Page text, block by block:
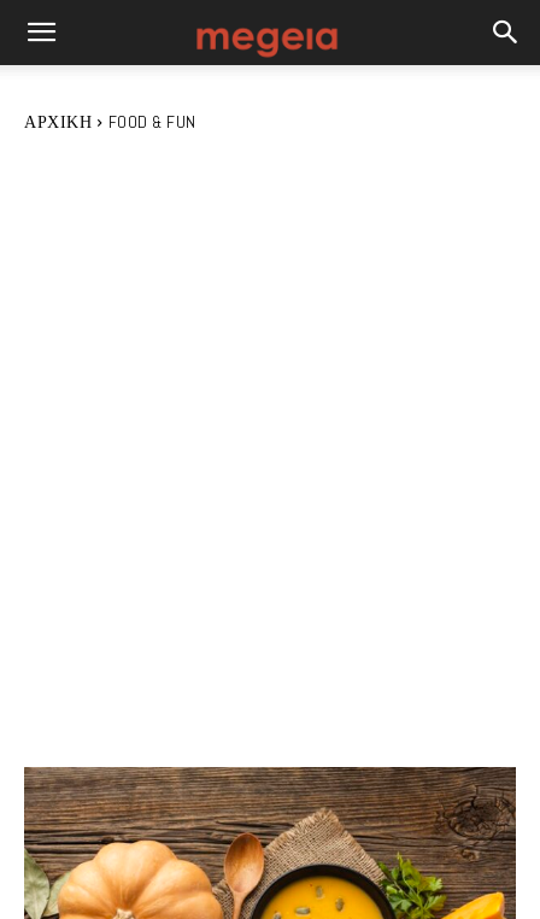
ΑΡΧΙΚΉ FOOD & FUN